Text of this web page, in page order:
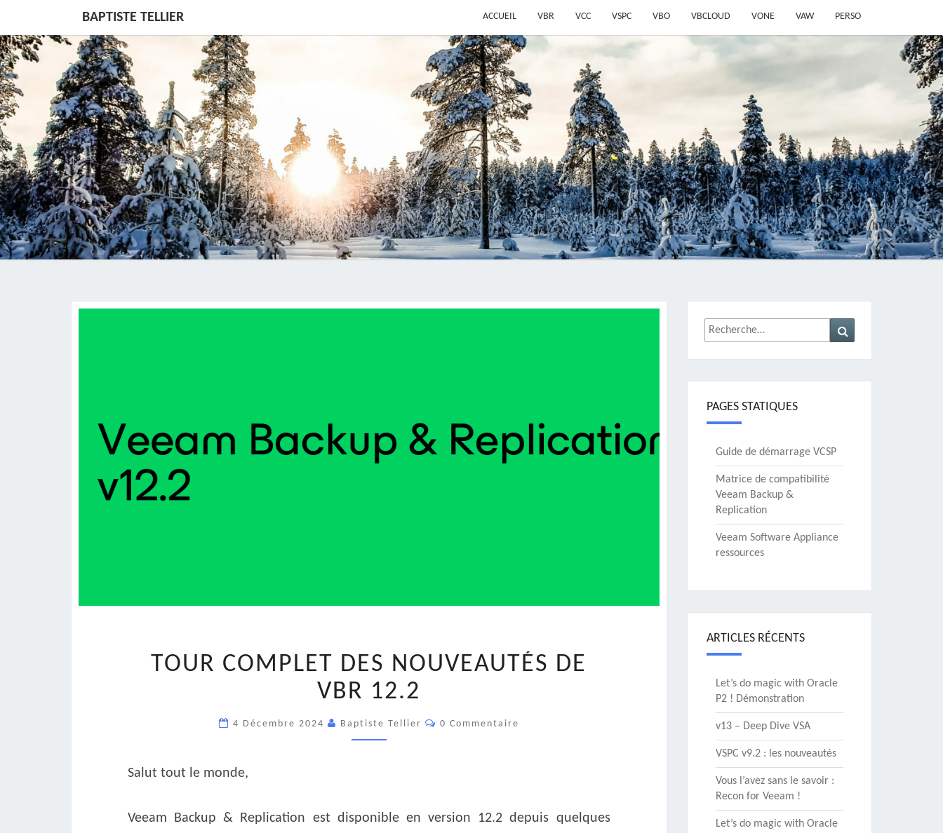
BAPTISTE TELLIER ACCUEIL VBR VCC VSPC VBO VBCLOUD VONE VAW PERSO
COMPLET
DES
DE
VBR
TOUR COMPLET DES NOUVEAUTÉS DE
VBR 12.2
4 Décembre 2024 Baptiste Tellier Commentaires
0 Commentaire
Salut tout le monde,
Veeam Backup & Replication est disponible en version 12.2 depuis quelques
Rechercher :
PAGES STATIQUES
Guide de démarrage VCSP
Matrice de compatibilité
Veeam Backup &
Replication
Veeam Software Appliance
ressources
ARTICLES RÉCENTS
Let’s do magic with Oracle
P2 ! Démonstration
v13 – Deep Dive VSA
VSPC v9.2 : les nouveautés
Vous l’avez sans le savoir :
Recon for Veeam !
Let’s do magic with Oracle